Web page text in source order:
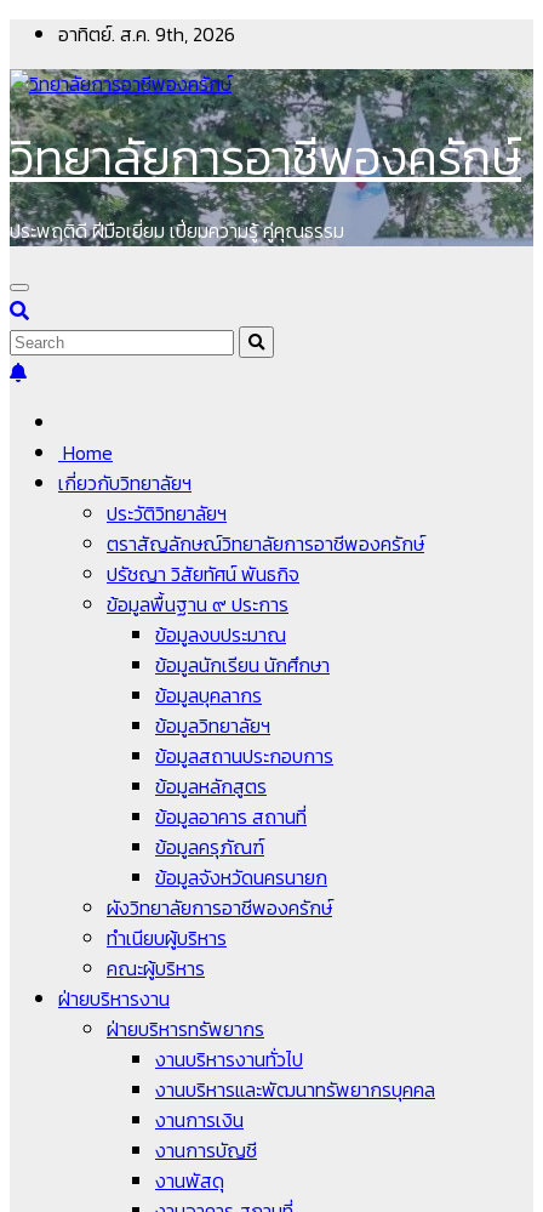
Skip
to
content
อาทิตย์. ส.ค. 9th, 2026
วิทยาลัยการอาชีพองครักษ์
ประพฤติดี ฝีมือเยี่ยม เปี่ยมความรู้ คู่คุณธรรม
Home
เกี่ยวกับวิทยาลัยฯ
ประวัติวิทยาลัยฯ
ตราสัญลักษณ์วิทยาลัยการอาชีพองครักษ์
ปรัชญา วิสัยทัศน์ พันธกิจ
ข้อมูลพื้นฐาน ๙ ประการ
ข้อมูลงบประมาณ
ข้อมูลนักเรียน นักศึกษา
ข้อมูลบุคลากร
ข้อมูลวิทยาลัยฯ
ข้อมูลสถานประกอบการ
ข้อมูลหลักสูตร
ข้อมูลอาคาร สถานที่
ข้อมูลครุภัณฑ์
ข้อมูลจังหวัดนครนายก
ผังวิทยาลัยการอาชีพองครักษ์
ทำเนียบผู้บริหาร
คณะผู้บริหาร
ฝ่ายบริหารงาน
ฝ่ายบริหารทรัพยากร
งานบริหารงานทั่วไป
งานบริหารและพัฒนาทรัพยากรบุคคล
งานการเงิน
งานการบัญชี
งานพัสดุ